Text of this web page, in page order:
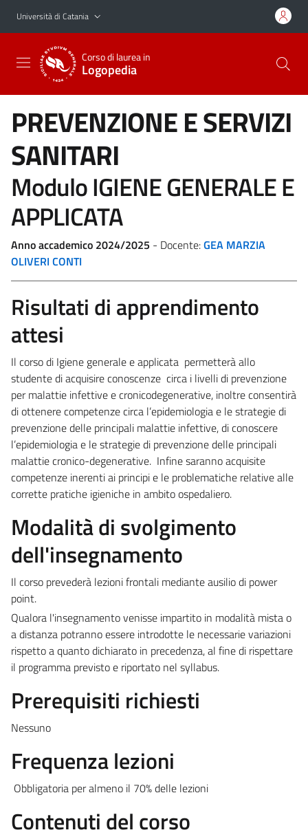
Vai al contenuto principale
Vai al menu di navigazione
Università di Catania
Corso di laurea in
Logopedia
PREVENZIONE E SERVIZI
SANITARI
Modulo IGIENE GENERALE E
APPLICATA
Anno accademico 2024/2025 - Docente:GEA MARZIA
OLIVERI CONTI
Risultati di apprendimento
attesi
Il corso di Igiene generale e applicata permetterà allo
studente di acquisire conoscenze circa i livelli di prevenzione
per malattie infettive e cronicodegenerative, inoltre consentirà
di ottenere competenze circa l’epidemiologia e le strategie di
prevenzione delle principali malattie infettive, di conoscere
l’epidemiologia e le strategie di prevenzione delle principali
malattie cronico-degenerative. Infine saranno acquisite
competenze inerenti ai principi e le problematiche relative alle
corrette pratiche igieniche in ambito ospedaliero.
Modalità di svolgimento
dell'insegnamento
Il corso prevederà lezioni frontali mediante ausilio di power
point.
Qualora l'insegnamento venisse impartito in modalità mista o
a distanza potranno essere introdotte le necessarie variazioni
rispetto a quanto dichiarato in precedenza, al fine di rispettare
il programma previsto e riportato nel syllabus.
Prerequisiti richiesti
Nessuno
Frequenza lezioni
Obbligatoria per almeno il 70% delle lezioni
Contenuti del corso